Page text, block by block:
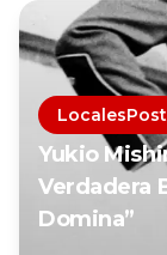
LocalesPost
Yukio
Verdadera
Domina”